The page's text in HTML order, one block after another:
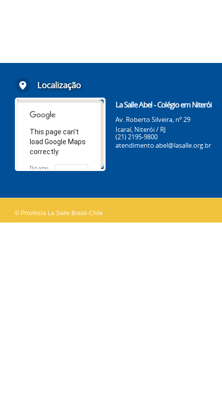
Localização
This page can't
load Google Maps
correctly.
Do you
OK
La Salle Abel - Colégio em Niterói
Av. Roberto Silveira, nº 29
Icaraí, Niterói / RJ
(21) 2195-9800
atendimento.abel@lasalle.org.br
© Província La Salle Brasil-Chile